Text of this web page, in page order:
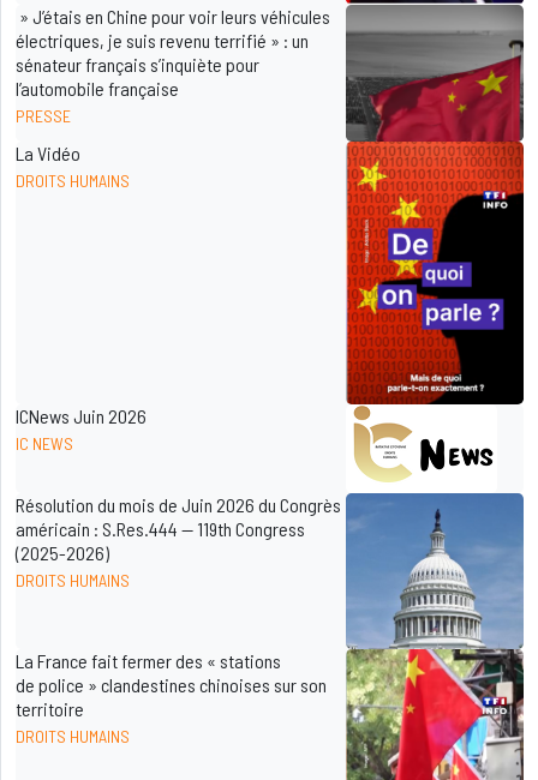
» J’étais en Chine pour voir leurs véhicules
électriques, je suis revenu terrifié » : un
sénateur français s’inquiète pour
l’automobile française
PRESSE
La Vidéo
DROITS HUMAINS
ICNews Juin 2026
IC NEWS
Résolution du mois de Juin 2026 du Congrès
américain : S.Res.444 — 119th Congress
(2025-2026)
DROITS HUMAINS
La France fait fermer des « stations
de police » clandestines chinoises sur son
territoire
DROITS HUMAINS